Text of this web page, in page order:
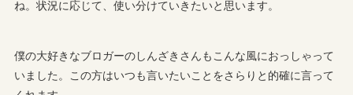
ね。状況に応じて、使い分けていきたいと思います。
僕の大好きなブロガーのしんざきさんもこんな風におっしゃって
いました。この方はいつも言いたいことをさらりと的確に言って